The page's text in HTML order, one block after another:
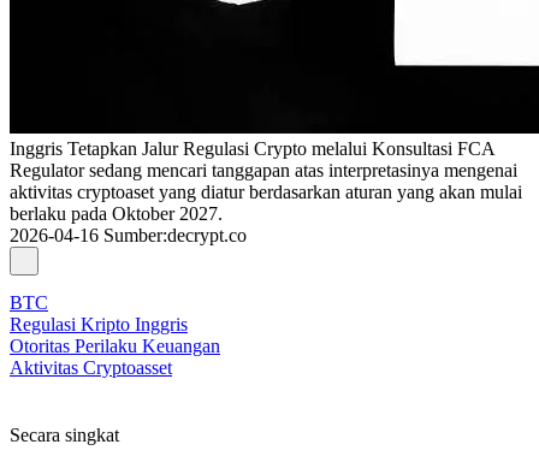
Inggris Tetapkan Jalur Regulasi Crypto melalui Konsultasi FCA
Regulator sedang mencari tanggapan atas interpretasinya mengenai
aktivitas cryptoaset yang diatur berdasarkan aturan yang akan mulai
berlaku pada Oktober 2027.
2026-04-16 Sumber:decrypt.co
BTC
Regulasi Kripto Inggris
Otoritas Perilaku Keuangan
Aktivitas Cryptoasset
Secara singkat